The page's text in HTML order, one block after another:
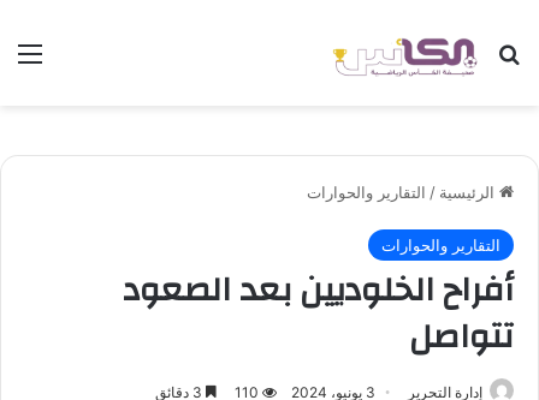
بحث عن
الرئيسية / التقارير والحوارات
التقارير والحوارات
أفراح الخلوديين بعد الصعود
تتواصل
إدارة التحرير 3 يونيو، 2024 110